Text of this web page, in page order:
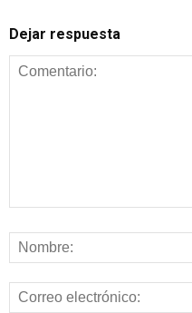
Dejar respuesta